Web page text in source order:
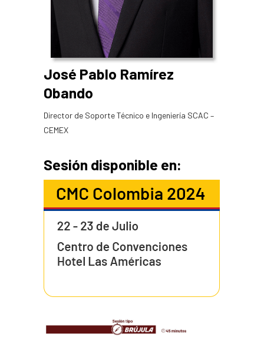
José Pablo Ramírez
Obando
Director de Soporte Técnico e Ingeniería SCAC –
CEMEX
Sesión disponible en: